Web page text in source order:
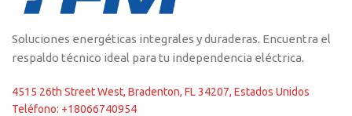
Soluciones energéticas integrales y duraderas. Encuentra el
respaldo técnico ideal para tu independencia eléctrica.
4515 26th Street West, Bradenton, FL 34207, Estados Unidos
Teléfono: +18066740954